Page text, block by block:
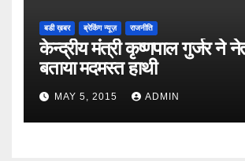
बडी ख़बर ब्रेकिंग न्यूज़ राजनीति
केन्द्रीय मंत्री कृष्णपाल गुर्जर ने
बताया मदमस्त हाथी
MAY 5, 2015 ADMIN